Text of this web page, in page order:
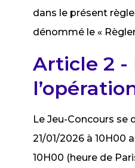
dans le présent
dénommé le «
Article 2 -
Le Jeu-Concours se
21/01/2026 à 10H00
10H00 (heure de